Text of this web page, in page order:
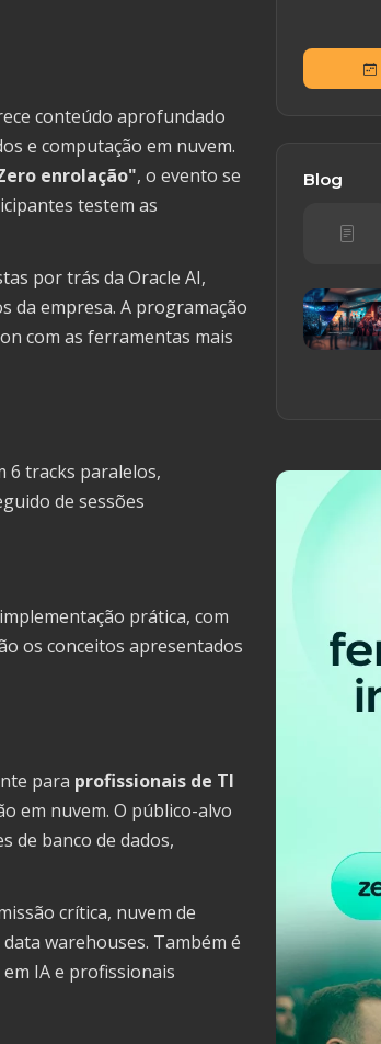
conteúdo aprofundado
e computação em nuvem.
enrolação", o evento se
testem as
por trás da Oracle AI,
da empresa. A programação
com as ferramentas mais
6 tracks paralelos,
de sessões
prática, com
os conceitos apresentados
para profissionais de TI
em nuvem. O público-alvo
de banco de dados,
crítica, nuvem de
warehouses. Também é
IA e profissionais
Blog